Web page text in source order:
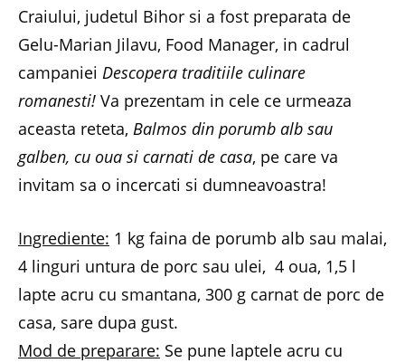
Craiului, judetul Bihor si a fost preparata de
Gelu-Marian Jilavu, Food Manager, in cadrul
campaniei Descopera traditiile culinare
romanesti! Va prezentam in cele ce urmeaza
aceasta reteta, Balmos din porumb alb sau
galben, cu oua si carnati de casa, pe care va
invitam sa o incercati si dumneavoastra!
Ingrediente: 1 kg faina de porumb alb sau malai,
4 linguri untura de porc sau ulei, 4 oua, 1,5 l
lapte acru cu smantana, 300 g carnat de porc de
casa, sare dupa gust.
Mod de preparare: Se pune laptele acru cu